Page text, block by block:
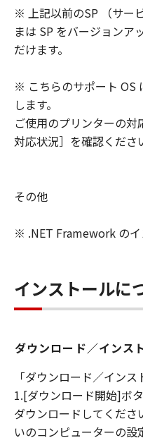
※ 上記以前のSP （サー
まは SP をバージョンア
だけます。
※ こちらのサポート OS
します。
ご使用のプリンターの対
対応状況］を確認くださ
その他
※ .NET Framework のイ
インストールに
ダウンロード／インス
「ダウンロード／インス
1.[ダウンロード開始]ボ
ダウンロードしてくだ
いのコンピューターの設